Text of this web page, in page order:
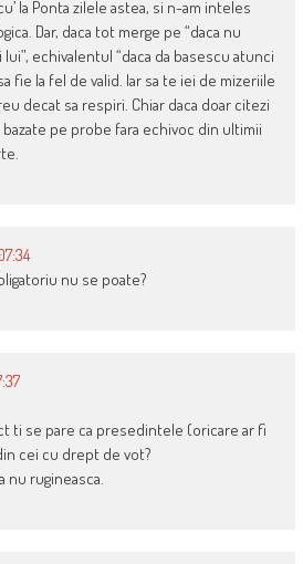
la Ponta zilele astea, si n-am inteles
Dar, daca tot merge pe “daca nu
echivalentul “daca da basescu atunci
fie la fel de valid. Iar sa te iei de mizeriile
decat sa respiri. Chiar daca doar citezi
pe probe fara echivoc din ultimii
nu se poate?
ti se pare ca presedintele (oricare ar fi
cei cu drept de vot?
nu rugineasca.